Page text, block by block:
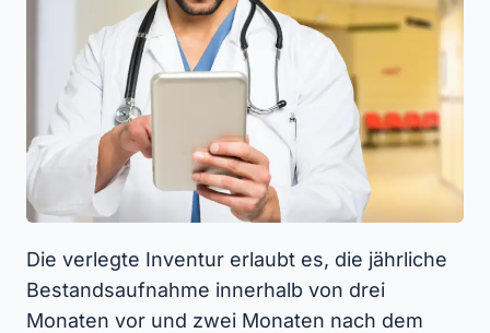
Die verlegte Inventur erlaubt es, die jährliche
Bestandsaufnahme innerhalb von drei
Monaten vor und zwei Monaten nach dem